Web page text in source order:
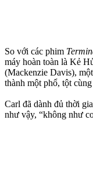
So với các phim
máy hoàn toàn là Kẻ
(Mackenzie Davis),
thành một phổ, tột
Carl đã dành đủ thời
như vậy, “không như